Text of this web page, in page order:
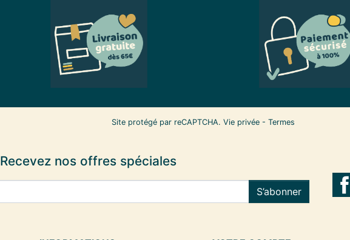
Site protégé par reCAPTCHA. Vie privée - Termes
Recevez nos offres spéciales
S’abonner